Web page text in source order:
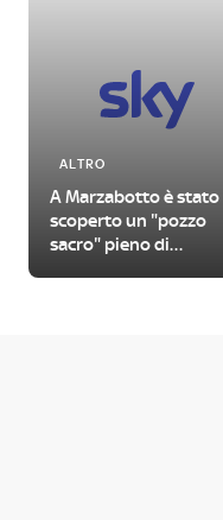
ALTRO
A Marzabotto è stato
scoperto un "pozzo
sacro" pieno di